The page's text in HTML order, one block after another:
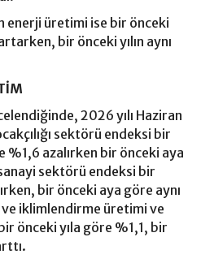
enerji üretimi ise bir önceki
bir önceki yılın aynı
2026 yılı Haziran
sektörü endeksi bir
%1,6 azalırken bir önceki aya
sektörü endeksi bir
bir önceki aya göre aynı
iklimlendirme üretimi ve
önceki yıla göre %1,1, bir